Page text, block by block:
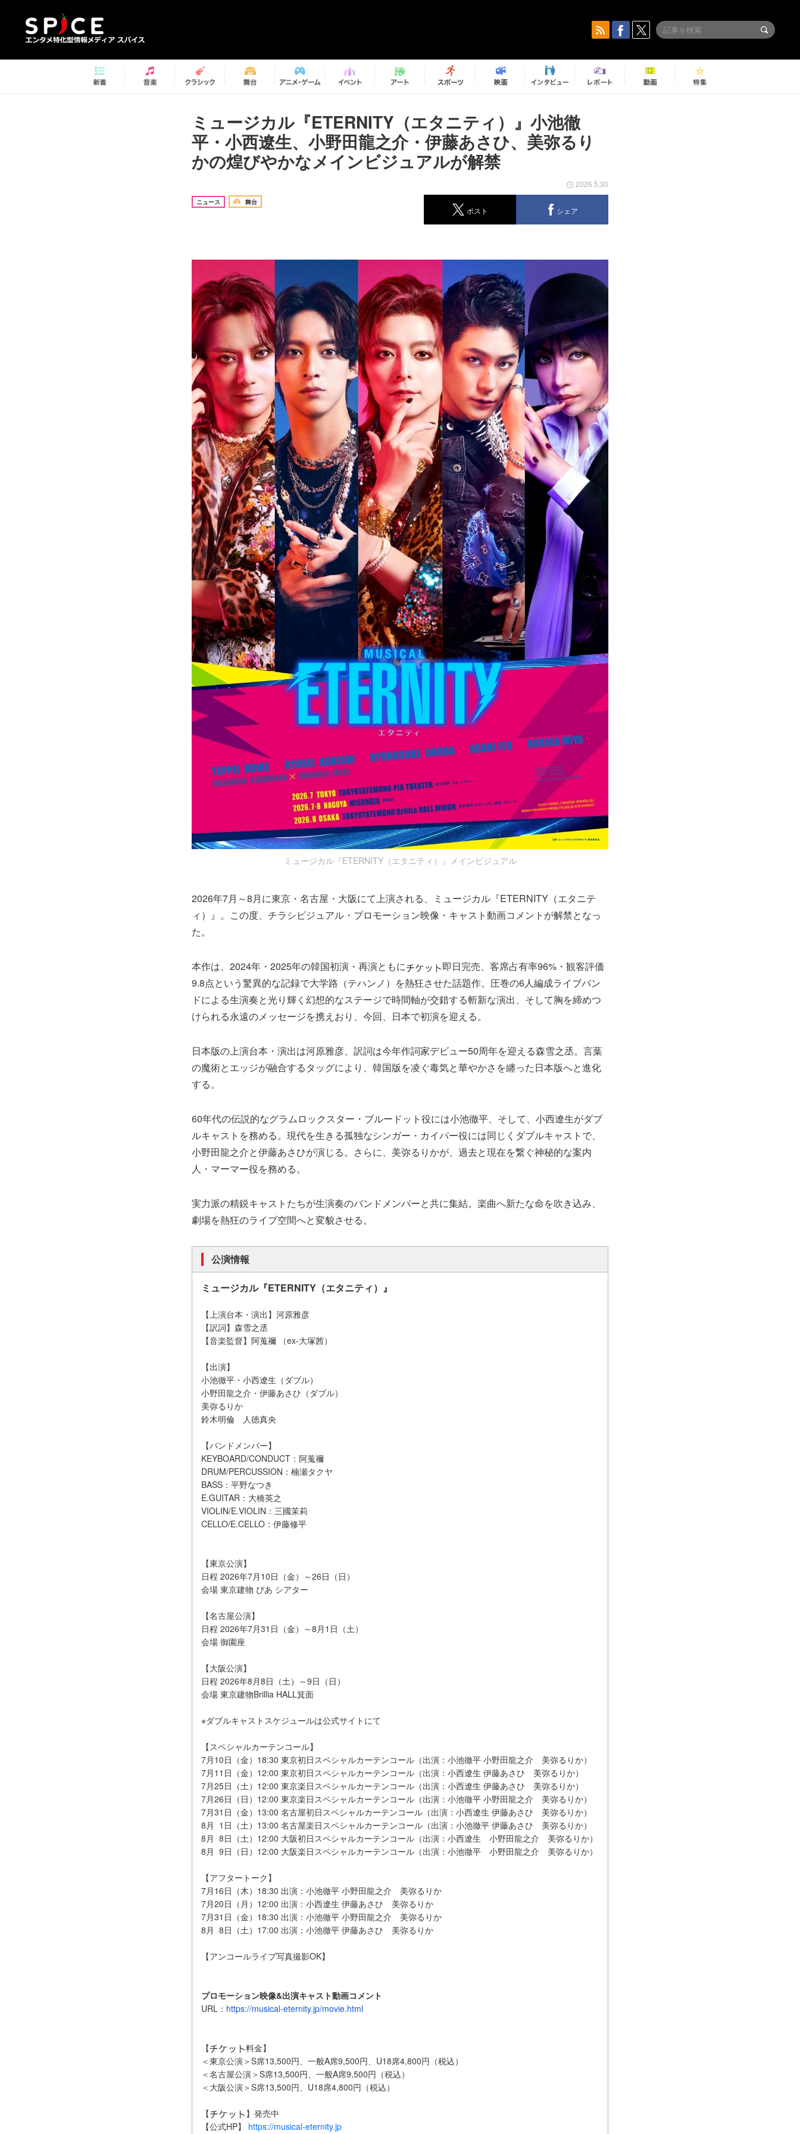
ミュージカル『ETERNITY（エタニティ）』小池徹
平・小西遼生、小野田龍之介・伊藤あさひ、美弥るり
かの煌びやかなメインビジュアルが解禁
ニュース 舞台
2026.5.30
ポスト シェア
ミュージカル『ETERNITY（エタニティ）』メインビジュアル
2026年7月～8月に東京・名古屋・大阪にて上演される、ミュージカル『ETERNITY（エタニテ
ィ）』。この度、チラシビジュアル・プロモーション映像・キャスト動画コメントが解禁となっ
た。
本作は、2024年・2025年の韓国初演・再演ともに
即日完売、客席占有率96%・観客評価
9.8点という驚異的な記録で大学路（テハンノ）を熱狂させた話題作。圧巻の6人編成ライブバン
ドによる生演奏と光り輝く幻想的なステージで時間軸が交錯する斬新な演出、そして胸を締めつ
けられる永遠のメッセージを携えおり、今回、日本で初演を迎える。
日本版の上演台本・演出は河原雅彦、訳詞は今年作詞家デビュー50周年を迎える森雪之丞。言葉
の魔術とエッジが融合するタッグにより、韓国版を凌ぐ毒気と華やかさを纏った日本版へと進化
する。
60年代の伝説的なグラムロックスター・ブルードット役には小池徹平、そして、小西遼生がダブ
ルキャストを務める。現代を生きる孤独なシンガー・カイパー役には同じくダブルキャストで、
小野田龍之介と伊藤あさひが演じる。さらに、美弥るりかが、過去と現在を繋ぐ神秘的な案内
人・マーマー役を務める。
実力派の精鋭キャストたちが生演奏のバンドメンバーと共に集結。楽曲へ新たな命を吹き込み、
劇場を熱狂のライブ空間へと変貌させる。
公演情報
ミュージカル『ETERNITY（エタニティ）』
【上演台本・演出】河原雅彦
【訳詞】森雪之丞
【音楽監督】阿蒐禰 （ex-大塚茜）
【出演】
小池徹平・小西遼生（ダブル）
小野田龍之介・伊藤あさひ（ダブル）
美弥るりか
鈴木明倫 人徳真央
【バンドメンバー】
KEYBOARD/CONDUCT：阿蒐禰
DRUM/PERCUSSION：楠瀬タクヤ
BASS：平野なつき
E.GUITAR：大橋英之
VIOLIN/E.VIOLIN：三國茉莉
CELLO/E.CELLO：伊藤修平
【東京公演】
日程 2026年7月10日（金）～26日（日）
会場 東京建物 ぴあ シアター
【名古屋公演】
日程 2026年7月31日（金）～8月1日（土）
会場 御園座
【大阪公演】
日程 2026年8月8日（土）～9日（日）
会場 東京建物Brillia HALL箕面
※ダブルキャストスケジュールは公式サイトにて
【スペシャルカーテンコール】
7月10日（金）18:30 東京初日スペシャルカーテンコール（出演：小池徹平 小野田龍之介 美弥るりか）
7月11日（金）12:00 東京初日スペシャルカーテンコール（出演：小西遼生 伊藤あさひ 美弥るりか）
7月25日（土）12:00 東京楽日スペシャルカーテンコール（出演：小西遼生 伊藤あさひ 美弥るりか）
7月26日（日）12:00 東京楽日スペシャルカーテンコール（出演：小池徹平 小野田龍之介 美弥るりか）
7月31日（金）13:00 名古屋初日スペシャルカーテンコール（出演：小西遼生 伊藤あさひ 美弥るりか）
8月 1日（土）13:00 名古屋楽日スペシャルカーテンコール（出演：小池徹平 伊藤あさひ 美弥るりか）
8月 8日（土）12:00 大阪初日スペシャルカーテンコール（出演：小西遼生 小野田龍之介 美弥るりか）
8月 9日（日）12:00 大阪楽日スペシャルカーテンコール（出演：小池徹平 小野田龍之介 美弥るりか）
【アフタートーク】
7月16日（木）18:30 出演：小池徹平 小野田龍之介 美弥るりか
7月20日（月）12:00 出演：小西遼生 伊藤あさひ 美弥るりか
7月31日（金）18:30 出演：小池徹平 小野田龍之介 美弥るりか
8月 8日（土）17:00 出演：小池徹平 伊藤あさひ 美弥るりか
【アンコールライブ写真撮影OK】
プロモーション映像&出演キャスト動画コメント
URL： https://musical-eternity.jp/movie.html
【
料金】
＜東京公演＞S席13,500円、一般A席9,500円、U18席4,800円（税込）
＜名古屋公演＞S席13,500円、一般A席9,500円（税込）
＜大阪公演＞S席13,500円、U18席4,800円（税込）
【
】発売中
【公式HP】 https://musical-eternity.jp